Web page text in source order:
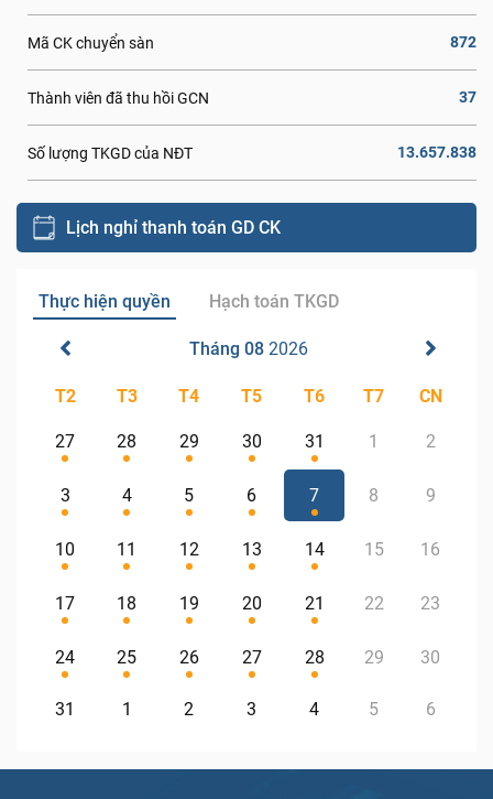
Mã CK chuyển sàn 872
Thành viên đã thu hồi GCN 37
Số lượng TKGD của NĐT 13.657.838
Lịch nghỉ thanh toán GD CK
Thực hiện quyền Hạch toán TKGD
Tháng 08 2026
T2 T3 T4 T5 T6 T7 CN
27 28 29 30 31 1 2
3 4 5 6 7 8 9
10 11 12 13 14 15 16
17 18 19 20 21 22 23
24 25 26 27 28 29 30
31 1 2 3 4 5 6